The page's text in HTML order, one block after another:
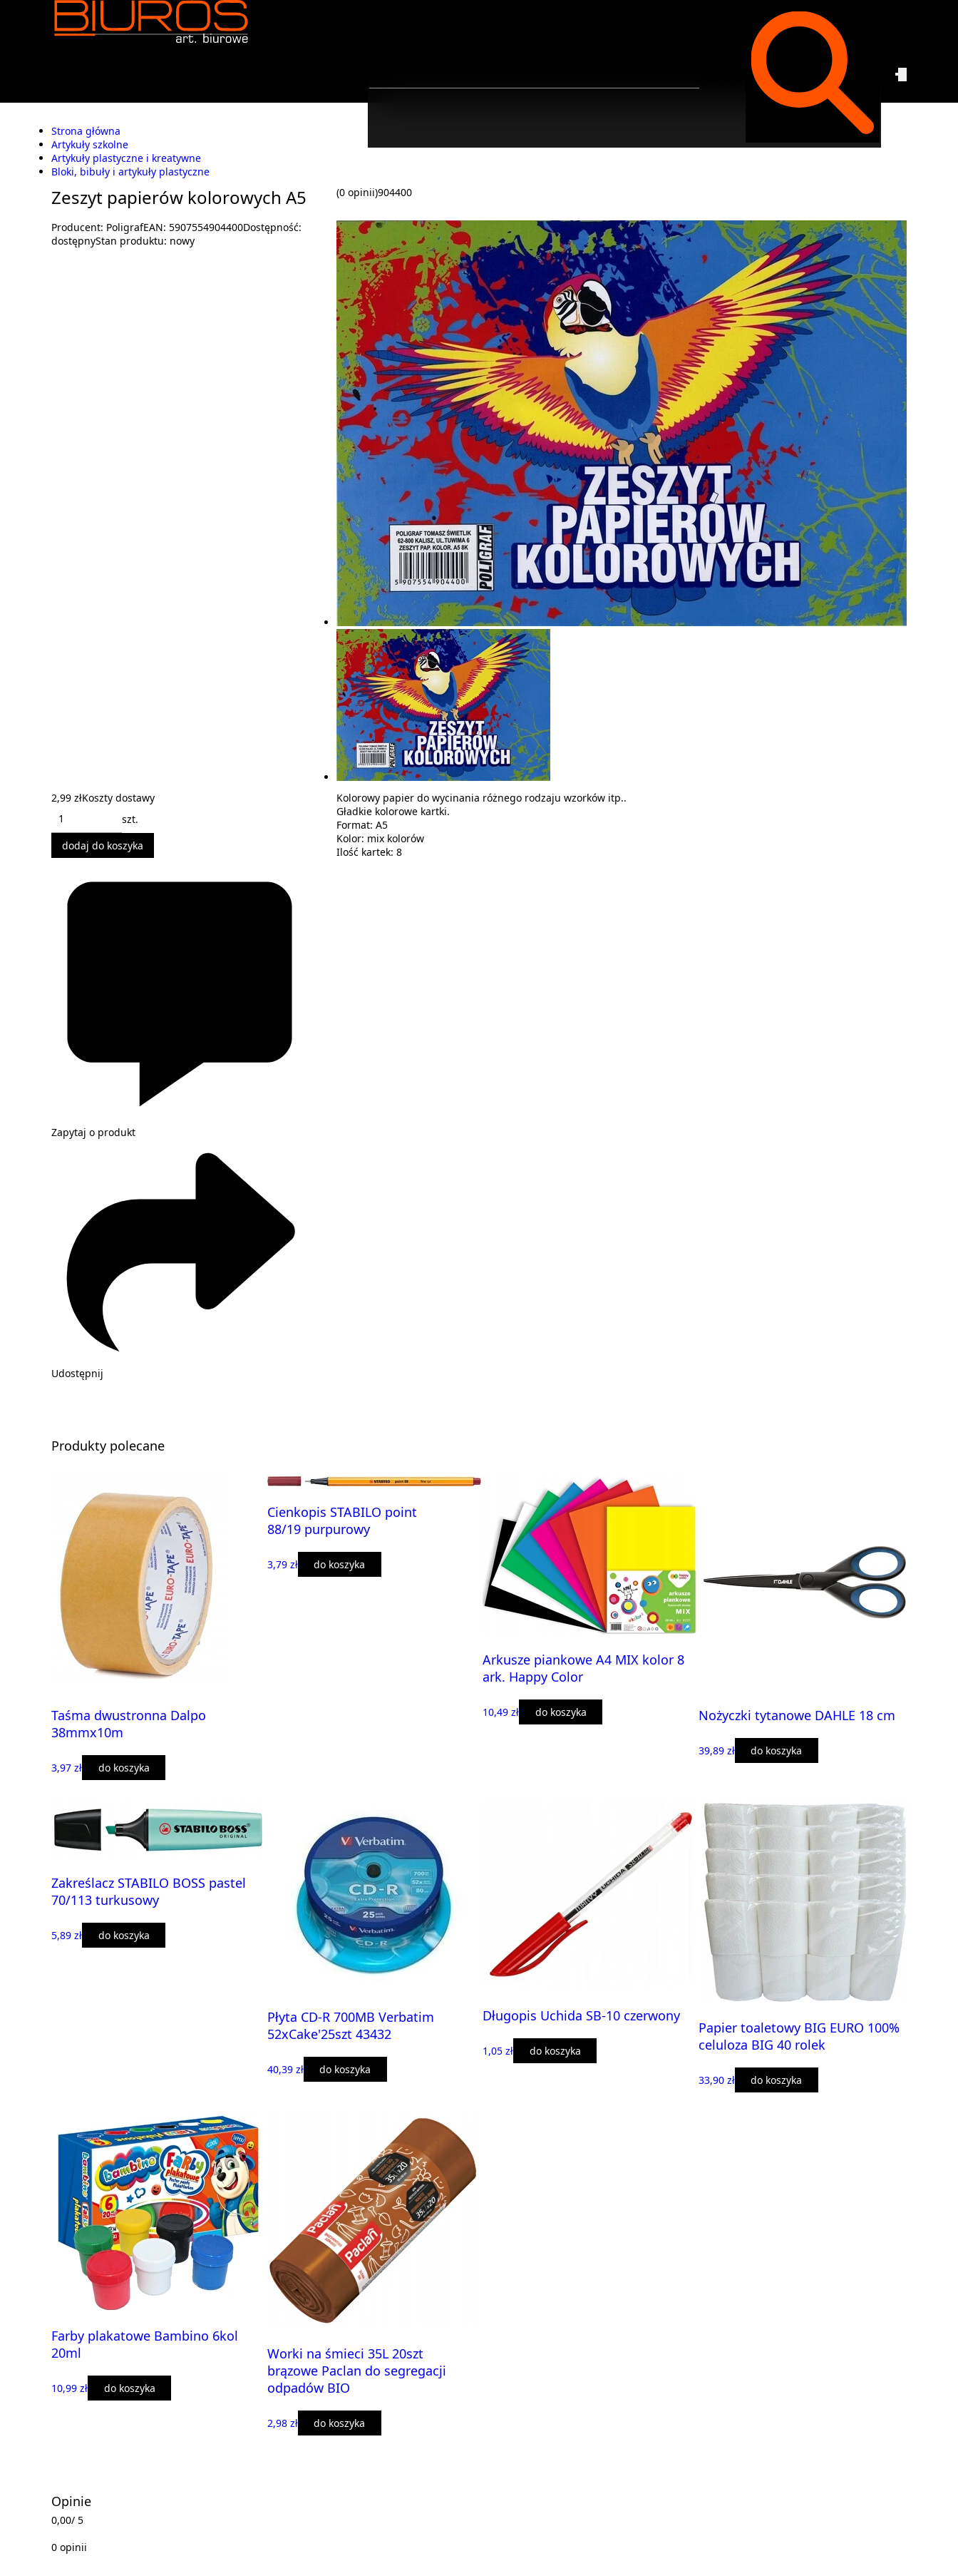
Strona główna
Artykuły szkolne
Artykuły plastyczne i kreatywne
Bloki, bibuły i artykuły plastyczne
Zeszyt papierów kolorowych A5 (0 opinii)904400
Producent: PoligrafEAN: 5907554904400Dostępność:
dostępnyStan produktu: nowy
2,99 złKoszty dostawy
szt.
dodaj do koszyka
Kolorowy papier do wycinania różnego rodzaju wzorków itp..
Gładkie kolorowe kartki.
Format: A5
Kolor: mix kolorów
Ilość kartek: 8
Zapytaj o produkt
Udostępnij
Produkty polecane
Taśma dwustronna Dalpo
38mmx10m
3,97 zł do koszyka
Cienkopis STABILO point
88/19 purpurowy
3,79 zł do koszyka
Arkusze piankowe A4 MIX kolor 8
ark. Happy Color
10,49 zł do koszyka Nożyczki tytanowe DAHLE 18 cm
39,89 zł do koszyka
Zakreślacz STABILO BOSS pastel
70/113 turkusowy
5,89 zł do koszyka
Płyta CD-R 700MB Verbatim
52xCake'25szt 43432
40,39 zł do koszyka
Długopis Uchida SB-10 czerwony
1,05 zł do koszyka
Papier toaletowy BIG EURO 100%
celuloza BIG 40 rolek
33,90 zł do koszyka
Farby plakatowe Bambino 6kol
20ml
10,99 zł do koszyka
Worki na śmieci 35L 20szt
brązowe Paclan do segregacji
odpadów BIO
2,98 zł do koszyka
Opinie
0,00/ 5
0 opinii